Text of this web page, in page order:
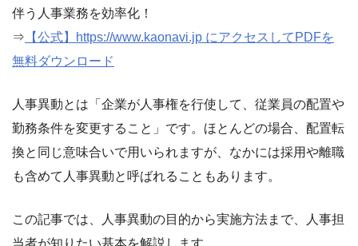
伴う人事業務を効率化！
⇒ 【公式】https://www.kaonavi.jp にアクセスしてPDFを
無料ダウンロード
人事異動とは「企業が人事権を行使して、従業員の配置や
勤務条件を変更すること」です。ほとんどの場合、配置転
換と同じ意味合いで用いられますが、なかには採用や離職
も含めて人事異動と呼ばれることもあります。
この記事では、人事異動の目的から実施方法まで、人事担
当者が知りたい基本を解説します。